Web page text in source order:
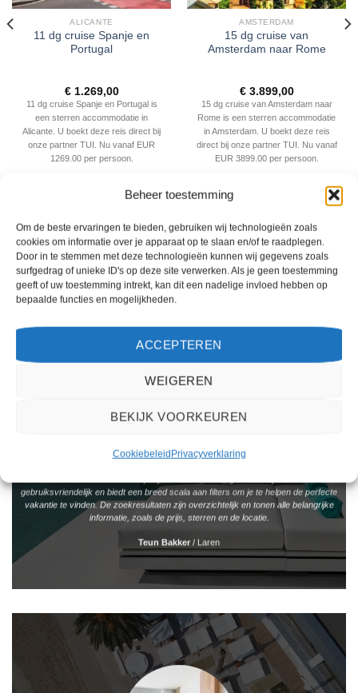
Beheer toestemming
Om de beste ervaringen te bieden, gebruiken wij technologieën zoals
cookies om informatie over je apparaat op te slaan en/of te raadplegen.
Door in te stemmen met deze technologieën kunnen wij gegevens zoals
surfgedrag of unieke ID's op deze site verwerken. Als je geen toestemming
geeft of uw toestemming intrekt, kan dit een nadelige invloed hebben op
bepaalde functies en mogelijkheden.
ACCEPTEREN
WEIGEREN
BEKIJK VOORKEUREN
CookiebeleidPrivacyverklaring
ALICANTE
11 dg cruise Spanje en
Portugal
€1.269,00
11 dg cruise Spanje en Portugal is
een sterren accommodatie in
Alicante. U boekt deze reis direct bij
onze partner TUI. Nu vanaf EUR
1269.00 per persoon.
PRIJZEN EN BOEKEN
AMSTERDAM
15 dg cruise van
Amsterdam naar Rome
€3.899,00
15 dg cruise van Amsterdam naar
Rome is een sterren accommodatie
in Amsterdam. U boekt deze reis
direct bij onze partner TUI. Nu vanaf
EUR 3899.00 per persoon.
PRIJZEN EN BOEKEN
WAT ZE OVER ONS ZEGGEN
gebruiksvriendelijk en biedt een breed scala aan filters om je te helpen de perfecte
vakantie te vinden. De zoekresultaten zijn overzichtelijk en tonen alle belangrijke
informatie, zoals de prijs, sterren en de locatie.
Teun Bakker / Laren